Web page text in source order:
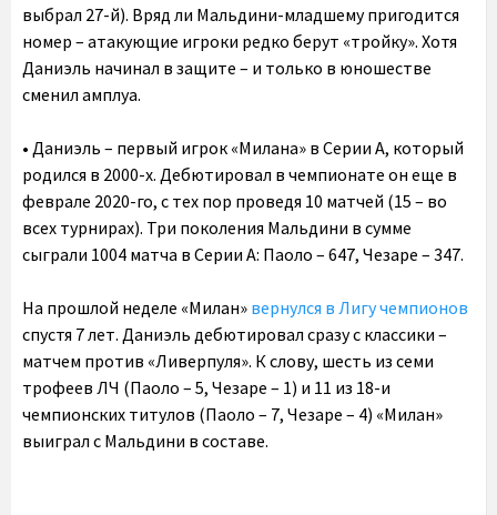
выбрал 27-й). Вряд ли Мальдини-младшему пригодится
номер – атакующие игроки редко берут «тройку». Хотя
Даниэль начинал в защите – и только в юношестве
сменил амплуа.
• Даниэль – первый игрок «Милана» в Серии А, который
родился в 2000-х. Дебютировал в чемпионате он еще в
феврале 2020-го, с тех пор проведя 10 матчей (15 – во
всех турнирах). Три поколения Мальдини в сумме
сыграли 1004 матча в Серии А: Паоло – 647, Чезаре – 347.
На прошлой неделе «Милан» вернулся в Лигу чемпионов
спустя 7 лет. Даниэль дебютировал сразу с классики –
матчем против «Ливерпуля». К слову, шесть из семи
трофеев ЛЧ (Паоло – 5, Чезаре – 1) и 11 из 18-и
чемпионских титулов (Паоло – 7, Чезаре – 4) «Милан»
выиграл с Мальдини в составе.